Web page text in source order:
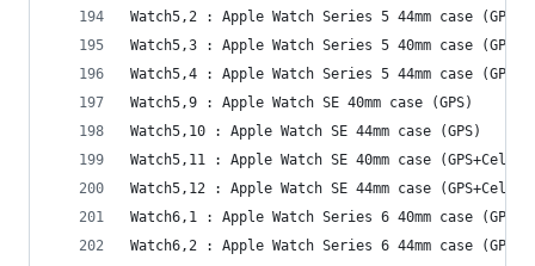
Watch5,2 : Apple Watch Series 5 44mm case (GPS)
Watch5,3 : Apple Watch Series 5 40mm case
Watch5,4 : Apple Watch Series 5 44mm case
Watch5,9 : Apple Watch SE 40mm case (GPS)
Watch5,10 : Apple Watch SE 44mm case (GPS)
Watch5,11 : Apple Watch SE 40mm case
Watch5,12 : Apple Watch SE 44mm case
Watch6,1 : Apple Watch Series 6 40mm case (GPS)
Watch6,2 : Apple Watch Series 6 44mm case (GPS)